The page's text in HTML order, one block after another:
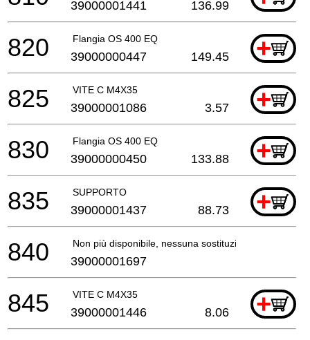
39000001441 136.99
Flangia OS 400 EQ +
820 39000000447 149.45
VITE C M4X35 +
825 39000001086 3.57
Flangia OS 400 EQ +
830 39000000450 133.88
SUPPORTO +
835 39000001437 88.73
Non più disponibile, nessuna sostituzione
840 39000001697
VITE C M4X35 +
845 39000001446 8.06